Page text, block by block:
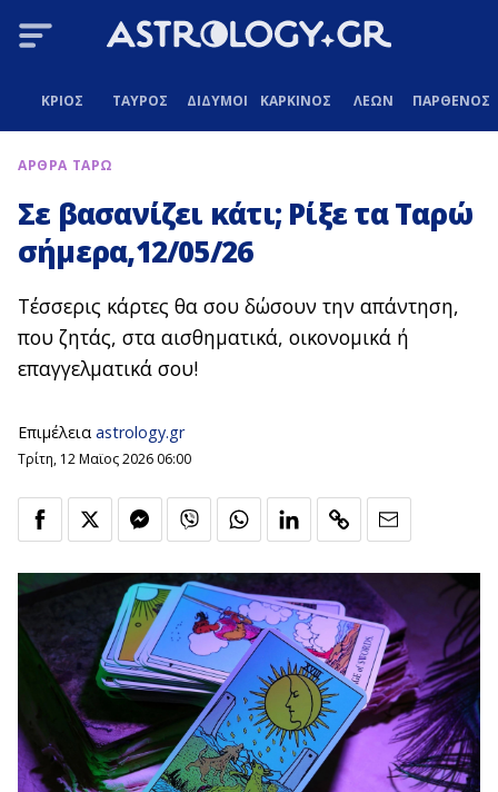
ΚΡΙΟΣ ΤΑΥΡΟΣ ΔΙΔΥΜΟΙ ΚΑΡΚΙΝΟΣ ΛΕΩΝ ΠΑΡΘΕΝΟΣ
ΑΡΘΡΑ ΤΑΡΩ
Σε βασανίζει κάτι; Ρίξε τα Ταρώ
σήμερα,12/05/26
Τέσσερις κάρτες θα σου δώσουν την απάντηση,
που ζητάς, στα αισθηματικά, οικονομικά ή
επαγγελματικά σου!
Επιμέλεια astrology.gr
Τρίτη, 12 Μαϊος 2026 06:00